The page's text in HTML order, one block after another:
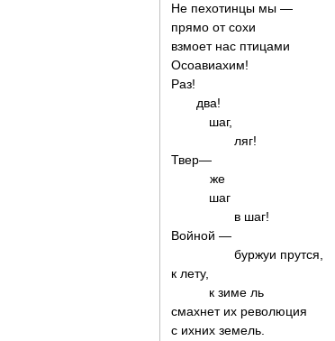
Не пехотинцы мы —
прямо от сохи
взмоет нас птицами
Осоавиахим!
Раз!
два!
шаг,
ляг!
Твер—
же
шаг
в шаг!
Войной —
буржуи прутся,
к лету,
к зиме ль
смахнет их революция
с ихних земель.